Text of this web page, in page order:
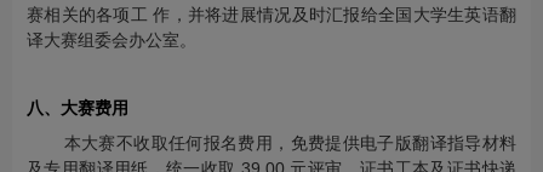
赛相关的各项工 作，并将进展情况及时汇报给全国大学生英语翻
译大赛组委会办公室。
八、大赛费用
本大赛不收取任何报名费用，免费提供电子版翻译指导材料